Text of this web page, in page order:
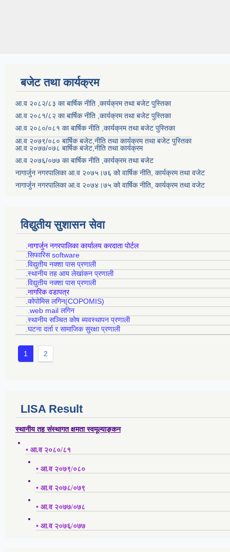
बजेट तथा कार्यक्रम
आ.व २०८२/८३ का बार्षिक नीति ,कार्यक्रम तथा बजेट पुस्तिका
आ.व २०८१/८२ का बार्षिक नीति ,कार्यक्रम तथा बजेट पुस्तिका
आ.व २०८०/०८१ का बार्षिक नीति ,कार्यक्रम तथा बजेट पुस्तिका
आ.व २०७९/०८० बार्षिक बजेट,नीति तथा कार्यक्रम तथा बजेट पुस्तिका
आ.व २०७७/०७८ बार्षिक बजेट,नीति तथा कार्यक्रम
आ.व २०७६/०७७ का बार्षिक नीति ,कार्यक्रम तथा बजेट
नागार्जुन नगरपालिका आ.व २०७५।७६ को वार्षिक नीति, कार्यक्रम तथा वजेट
नागार्जुन नगरपालिका आ.व २०७४।७५ को वार्षिक नीति, कार्यक्रम तथा वजेट
विद्युतीय सुशासन सेवा
.नागार्जुन नगरपालिका कार्यालय करदाता पोर्टल
.सिफारिस software
.विद्युतीय नक्शा पास प्रणाली
.स्थानीय तह आय लेखांकन प्रणाली
.विद्युतीय नक्शा पास प्रणाली
.नागरिक वडापत्र
.कोपोमिस लगिन(COPOMIS)
.web mail लगिन
.स्थानीय सञ्चित कोष ब्यवस्थापन प्रणाली
.घटना दर्ता र सामाजिक सुरक्षा प्रणाली
1 2
LISA Result
स्थानीय तह संस्थागत क्षमता स्वमूल्याङ्कन
• आ.व २०८०/८१
• आ.व २०७९/०८०
• आ.व २०७८/०७९
• आ.व २०७७/०७८
• आ.व २०७६/०७७